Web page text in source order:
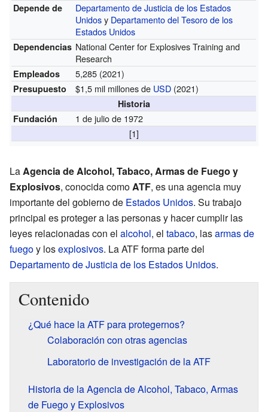
Depende de
Departamento de Justicia de los Estados
Unidosy Departamento del Tesoro de los
Estados Unidos
Dependencias National Center for Explosives Training and
Research
Empleados 5,285 (2021)
Presupuesto $1,5 mil millones de USD (2021)
Historia
Fundación
1 de julio de 1972
[1]
LaAgencia de Alcohol, Tabaco, Armas de Fuego y
Explosivos, conocida comoATF, es una agencia muy
importante del gobierno de Estados Unidos. Su trabajo
principal es proteger a las personas y hacer cumplir las
leyes relacionadas con el alcohol, el tabaco, lasarmas de
fuegoy losexplosivos. La ATF forma parte del
Departamento de Justicia de los Estados Unidos.
Contenido
¿Qué hace la ATF para protegernos?
Colaboración con otras agencias
Laboratorio de investigación de la ATF
Historia de la Agencia de Alcohol, Tabaco, Armas
de Fuego y Explosivos